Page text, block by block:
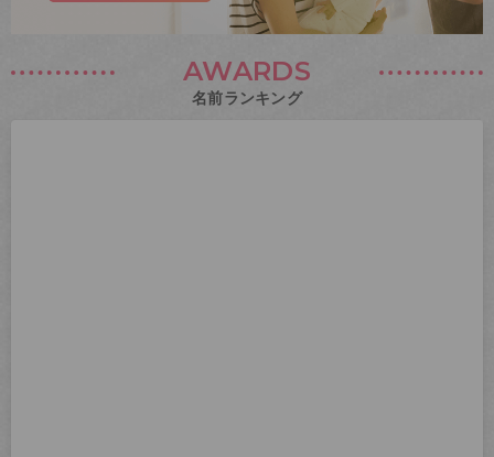
AWARDS
名前ランキング